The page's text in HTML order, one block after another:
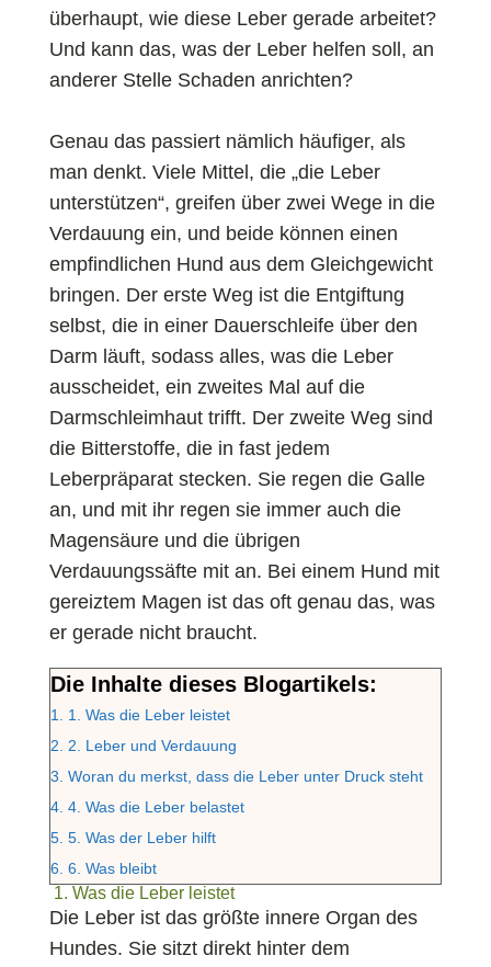
überhaupt, wie diese Leber gerade arbeitet?
Und kann das, was der Leber helfen soll, an
anderer Stelle Schaden anrichten?
Genau das passiert nämlich häufiger, als
man denkt. Viele Mittel, die „die Leber
unterstützen“, greifen über zwei Wege in die
Verdauung ein, und beide können einen
empfindlichen Hund aus dem Gleichgewicht
bringen. Der erste Weg ist die Entgiftung
selbst, die in einer Dauerschleife über den
Darm läuft, sodass alles, was die Leber
ausscheidet, ein zweites Mal auf die
Darmschleimhaut trifft. Der zweite Weg sind
die Bitterstoffe, die in fast jedem
Leberpräparat stecken. Sie regen die Galle
an, und mit ihr regen sie immer auch die
Magensäure und die übrigen
Verdauungssäfte mit an. Bei einem Hund mit
gereiztem Magen ist das oft genau das, was
er gerade nicht braucht.
Die Inhalte dieses Blogartikels:
1.
1. Was die Leber leistet
2.
2. Leber und Verdauung
3. Woran du merkst, dass die Leber unter Druck steht
4. 4. Was die Leber belastet
5. 5. Was der Leber hilft
6. 6. Was bleibt
1. Was die Leber leistet
Die Leber ist das größte innere Organ des
Hundes. Sie sitzt direkt hinter dem